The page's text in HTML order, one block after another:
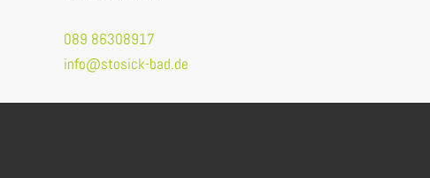
089 86308917
info@stosick-bad.de